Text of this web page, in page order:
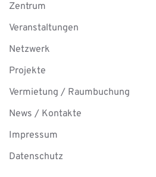
Zentrum
Veranstaltungen
Netzwerk
Projekte
Vermietung / Raumbuchung
News / Kontakte
Impressum
Datenschutz